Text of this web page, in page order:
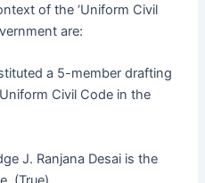
of the ‘Uniform Civil
are:
a 5-member drafting
Civil Code in the
J. Ranjana Desai is the